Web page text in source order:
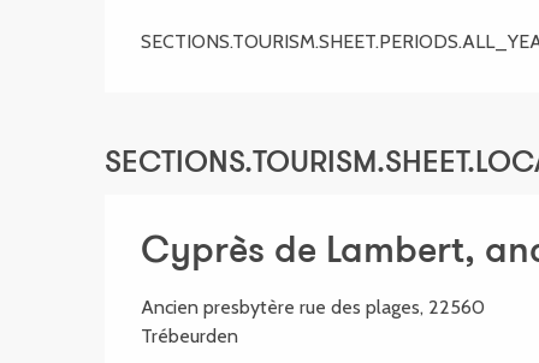
Cyprès de Lambert,
Ancien presbytère rue des plages, 22560
Trébeurden